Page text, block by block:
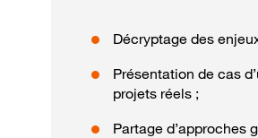
Décryptage des
Présentation de cas
projets réels ;
Partage d’approches